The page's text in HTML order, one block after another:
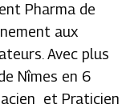
Pharma de
aux
Avec plus
Nîmes en 6
et Praticien